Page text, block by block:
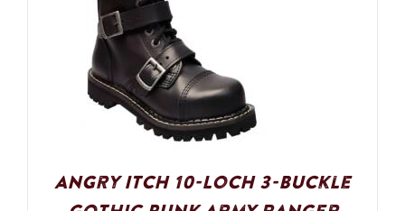
Angry Itch 10-Loch 3-Buckle